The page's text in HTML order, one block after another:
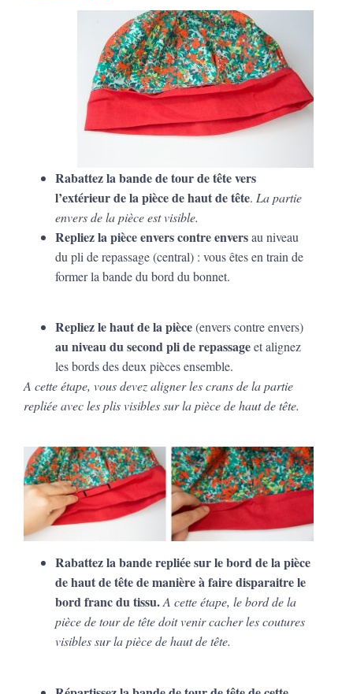
Rabattez la bande de tour de tête vers
l’extérieur de la pièce de haut de tête. La partie
envers de la pièce est visible.
Repliez la pièce envers contre enversau niveau
du pli de repassage (central) : vous êtes en train de
former la bande du bord du bonnet.
Repliez le haut de la pièce(envers contre envers)
au niveau du second pli de repassageet alignez
les bords des deux pièces ensemble.
A cette étape, vous devez aligner les crans de la partie
repliée avec les plis visibles sur la pièce de haut de tête.
Rabattez la bande repliée sur le bord de la pièce
de haut de tête de manière à faire disparaitre le
bord franc du tissu.A cette étape, le bord de la
pièce de tour de tête doit venir cacher les coutures
visibles sur la pièce de haut de tête.